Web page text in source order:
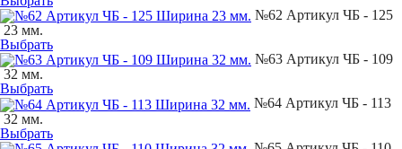
№62 Артикул ЧБ - 125
23 мм.
Выбрать
№63 Артикул ЧБ - 109
32 мм.
Выбрать
№64 Артикул ЧБ - 113
32 мм.
Выбрать